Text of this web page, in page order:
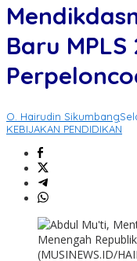
Baru
O. Hairudin Sikumbang
KEBIJAKAN PENDIDIKAN